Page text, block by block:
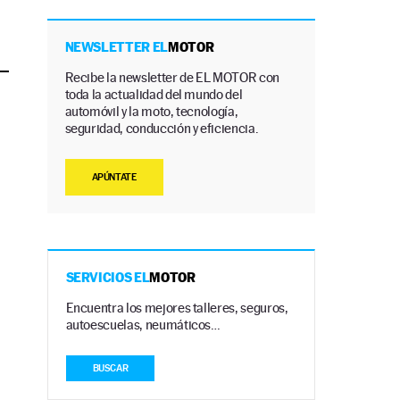
NEWSLETTER ELMOTOR
Recibe la newsletter de EL MOTOR con
toda la actualidad del mundo del
automóvil y la moto, tecnología,
seguridad, conducción y eficiencia.
APÚNTATE
SERVICIOS ELMOTOR
Encuentra los mejores talleres, seguros,
autoescuelas, neumáticos…
BUSCAR